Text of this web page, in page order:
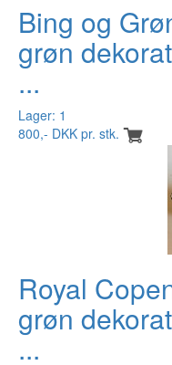
Bing og
grøn
...
Lager: 1
800,- DKK pr. stk.
Royal
grøn
...